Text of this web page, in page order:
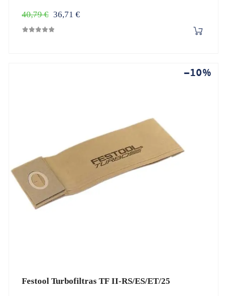
Įprasta
kaina
40,79 € Kaina
36,71 €
Festool Turbofiltras TF II-RS/ES/ET/25
−10%